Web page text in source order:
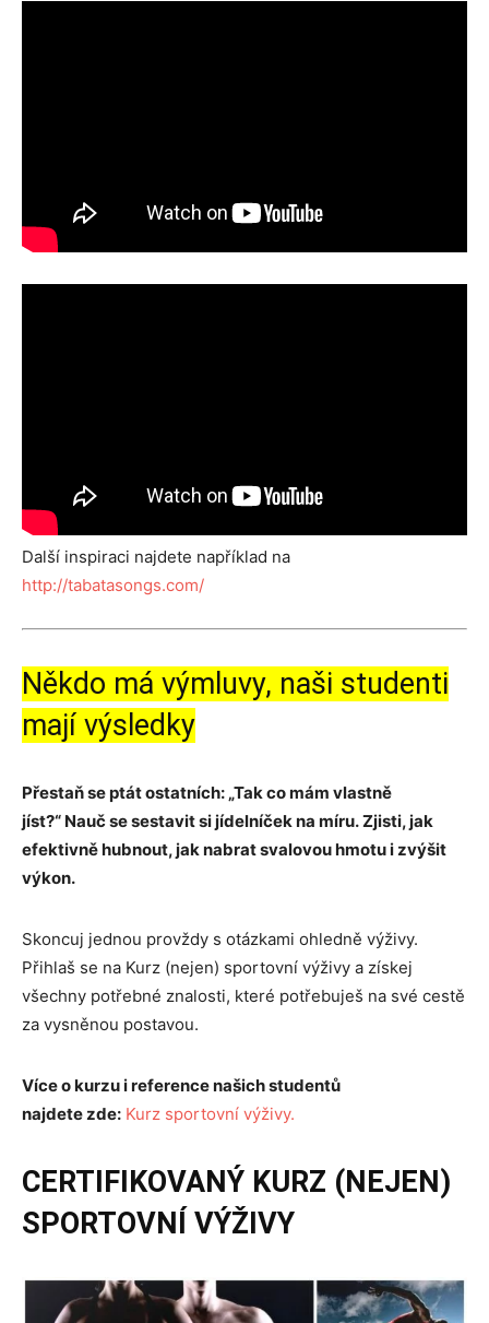
Další inspiraci najdete například na
http://tabatasongs.com/
Někdo má výmluvy, naši studenti
mají výsledky
Přestaň se ptát ostatních: „Tak co mám vlastně
jíst?“ Nauč se sestavit si jídelníček na míru.Zjisti, jak
efektivně hubnout, jak nabrat svalovou hmotu i zvýšit
výkon.
Skoncuj jednou provždy s otázkami ohledně výživy.
Přihlaš se na Kurz (nejen) sportovní výživy a získej
všechny potřebné znalosti, které potřebuješ na své cestě
za vysněnou postavou.
Více o kurzu i reference našich studentů
najdetezde: Kurz sportovní výživy.
CERTIFIKOVANÝ KURZ (NEJEN)
SPORTOVNÍ VÝŽIVY